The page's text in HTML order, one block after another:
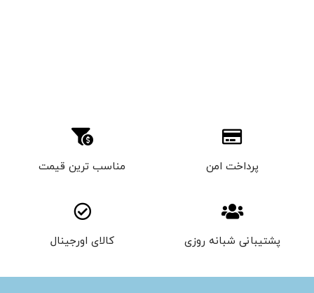
پرداخت امن مناسب ترین قیمت
پشتیبانی شبانه روزی کالای اورجینال